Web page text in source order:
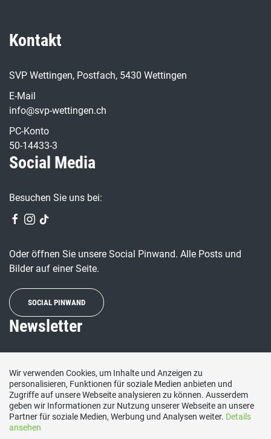
Kontakt
SVP Wettingen, Postfach, 5430 Wettingen
E-Mail
info@svp-wettingen.ch
PC-Konto
50-14433-3
Social Media
Besuchen Sie uns bei:
Oder öffnen Sie unsere Social Pinwand. Alle Posts und
Bilder auf einer Seite.
SOCIAL PINWAND
Newsletter
informiert werden wollen, abonnieren Sie hier unseren
Newsletter.
E-Mail
Wir verwenden Cookies, um Inhalte und Anzeigen zu
personalisieren, Funktionen für soziale Medien anbieten und
Zugriffe auf unsere Webseite analysieren zu können. Ausserdem
geben wir Informationen zur Nutzung unserer Webseite an unsere
Partner für soziale Medien, Werbung und Analysen weiter. Details
ansehen